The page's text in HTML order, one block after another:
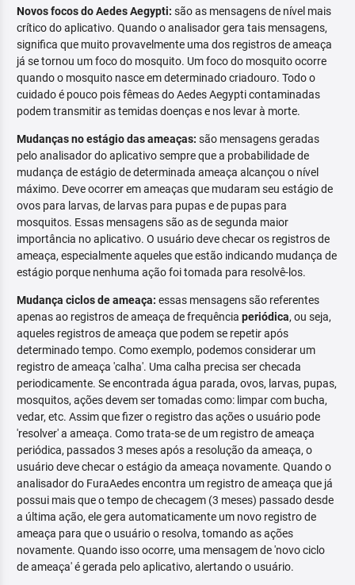
Novos focos do Aedes Aegypti: são as mensagens de nível mais
crítico do aplicativo. Quando o analisador gera tais mensagens,
significa que muito provavelmente uma dos registros de ameaça
já se tornou um foco do mosquito. Um foco do mosquito ocorre
quando o mosquito nasce em determinado criadouro. Todo o
cuidado é pouco pois fêmeas do Aedes Aegypti contaminadas
podem transmitir as temidas doenças e nos levar à morte.
Mudanças no estágio das ameaças: são mensagens geradas
pelo analisador do aplicativo sempre que a probabilidade de
mudança de estágio de determinada ameaça alcançou o nível
máximo. Deve ocorrer em ameaças que mudaram seu estágio de
ovos para larvas, de larvas para pupas e de pupas para
mosquitos. Essas mensagens são as de segunda maior
importância no aplicativo. O usuário deve checar os registros de
ameaça, especialmente aqueles que estão indicando mudança de
estágio porque nenhuma ação foi tomada para resolvê-los.
Mudança ciclos de ameaça: essas mensagens são referentes
apenas ao registros de ameaça de frequência periódica, ou seja,
aqueles registros de ameaça que podem se repetir após
determinado tempo. Como exemplo, podemos considerar um
registro de ameaça 'calha'. Uma calha precisa ser checada
periodicamente. Se encontrada água parada, ovos, larvas, pupas,
mosquitos, ações devem ser tomadas como: limpar com bucha,
vedar, etc. Assim que fizer o registro das ações o usuário pode
'resolver' a ameaça. Como trata-se de um registro de ameaça
periódica, passados 3 meses após a resolução da ameaça, o
usuário deve checar o estágio da ameaça novamente. Quando o
analisador do FuraAedes encontra um registro de ameaça que já
possui mais que o tempo de checagem (3 meses) passado desde
a última ação, ele gera automaticamente um novo registro de
ameaça para que o usuário o resolva, tomando as ações
novamente. Quando isso ocorre, uma mensagem de 'novo ciclo
de ameaça' é gerada pelo aplicativo, alertando o usuário.